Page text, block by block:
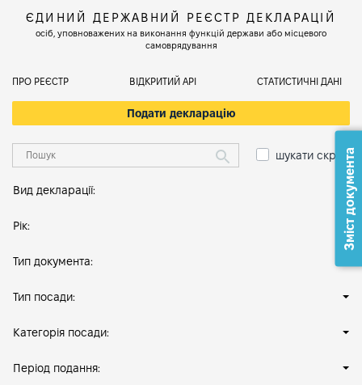
ЄДИНИЙ ДЕРЖАВНИЙ РЕЄСТР ДЕКЛАРАЦІЙ
осіб, уповноважених на виконання функцій держави або місцевого
самоврядування
ПРО РЕЄСТР ВІДКРИТИЙ АРІ СТАТИСТИЧНІ ДАНІ
Подати декларацію
шукати скрізь
Вид декларації:
Рік:
Тип документа:
Тип посади:
Категорія посади:
Період подання:
Зміст документа